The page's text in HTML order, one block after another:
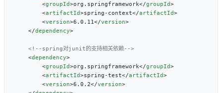
        <
groupId>org.springframework</groupId
        <
artifactId>spring-context</artifactId
        <
version>6.0.11</version
    </
dependency
    <
dependency
        <
groupId>org.springframework</groupId
        <
artifactId>spring-test</artifactId
        <
version>6.0.2</version